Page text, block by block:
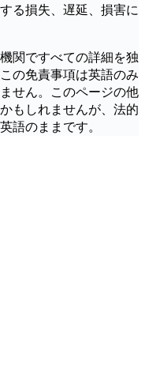
る損失、遅延、損害に
関ですべての詳細を独
の免責事項は英語のみ
せん。このページの他
もしれませんが、法的
語のままです。